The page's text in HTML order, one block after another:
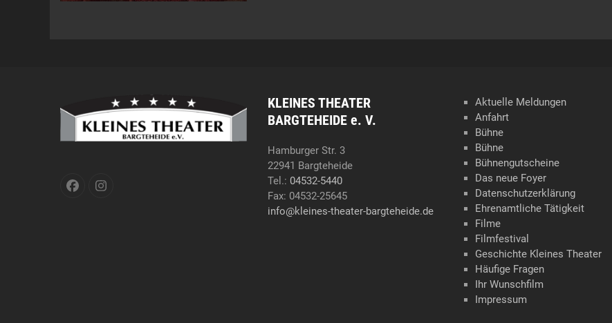
FacebookInstagram
KLEINES THEATER
BARGTEHEIDE e. V.
Hamburger Str. 3
22941 Bargteheide
Tel.: 04532-5440
Fax: 04532-25645
info@kleines-theater-bargteheide.de
Aktuelle Meldungen
Anfahrt
Bühne
Bühne
Bühnengutscheine
Das neue Foyer
Datenschutzerklärung
Ehrenamtliche Tätigkeit
Filme
Filmfestival
Geschichte Kleines Theater
Häufige Fragen
Ihr Wunschfilm
Impressum